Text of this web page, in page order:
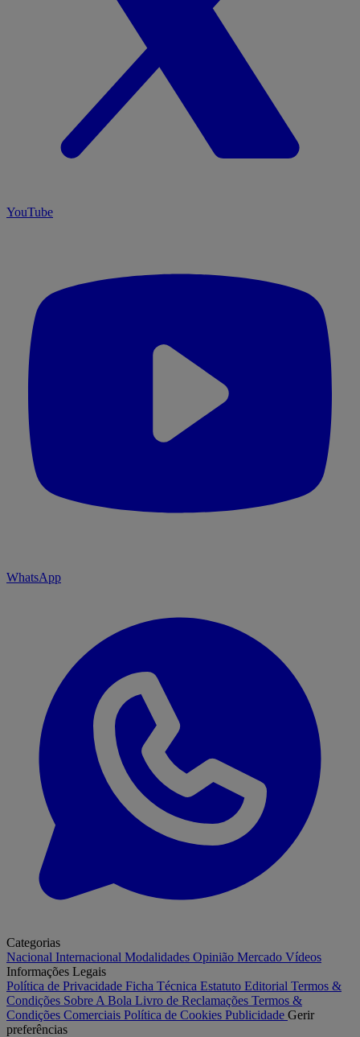
YouTube
WhatsApp
Categorias
Nacional Internacional Modalidades Opinião Mercado Vídeos
Informações Legais
Política de Privacidade Ficha Técnica Estatuto Editorial Termos &
Condições Sobre A Bola Livro de Reclamações Termos &
Condições Comerciais Política de Cookies Publicidade Gerir
preferências